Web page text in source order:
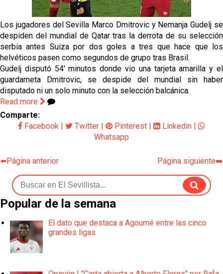
El dato que destaca a Agoumé entre las cinco
grandes ligas
Juanlu de vuelta a Sevilla para cerrar su fichaje a la
Premier
El Granada negocia con el Sevilla FC por Alberto
Flores
El Sevilla continúa con despidos y rechaza una
oferta de 420 millones por el club
El Sevilla mueve ficha por Robbie Ure: la opción 'A'
para el ataque nervionense
Los jugadores del Sevilla Marco Dmitrovic y Nemanja Gudelj se
despiden del mundial de Qatar tras la derrota de su selección
serbia antes Suiza por dos goles a tres que hace que los
helvéticos pasen como segundos de grupo tras Brasil.
Gudelj disputó 54' minutos donde vio una tarjeta amarilla y el
guardameta Dmitrovic, se despide del mundial sin haber
disputado ni un solo minuto con la selección balcánica.
Read more
Comparte:
Facebook
Twitter Pinterest Linkedin
Whatsapp
⬅️Página anterior Página siguiente➡️
Popular de la semana
El dato que destaca a Agoumé entre las cinco
grandes ligas